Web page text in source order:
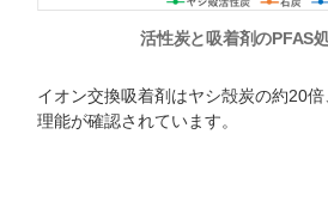
活性炭と吸着剤のPFAS
イオン交換吸着剤はヤシ殻炭の約20
理能が確認されています。